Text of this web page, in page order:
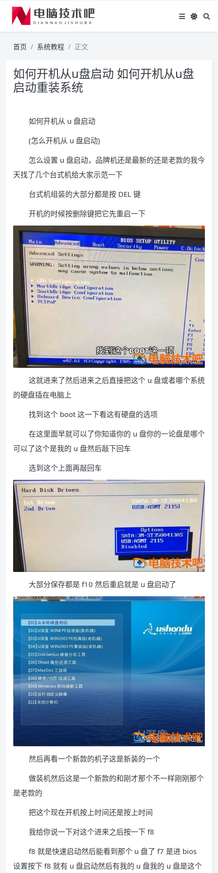
首页 系统教程 正文
如何开机从u盘启动 如何开机从u盘
启动重装系统
如何开机从 u 盘启动
(怎么开机从 u 盘启动)
怎么设置 u 盘启动，品牌机还是最新的还是老款的我今
天找了几个台式机给大家示范一下
台式机组装的大部分都是按 DEL 键
开机的时候按删除键把它先重启一下
这就进来了然后进来之后直接把这个 u 盘或者哪个系统
的硬盘插在电脑上
找到这个 boot 这一下看这有硬盘的选项
在这里面早就可以了你知道你的 u 盘你的一论盘是哪个
可以了这个是我的 u 盘然后敲下回车
选到这个上面再敲回车
大部分保存都是 f10 然后重启就是 u 盘启动了
然后再看一个新款的机子这是新装的一个
做装机然后这是一个新款的和刚才那个不一样刚刚那个
是老款的
把这个现在开机按上时间还是按上时间
我给你说一下对这个进来之后按一下 f8
f8 就是快速启动然后能看到那个 u 盘了 f7 是进 bios
设置按下 f8 就有 u 盘启动然后有我的 u 盘我的 u 盘是这个